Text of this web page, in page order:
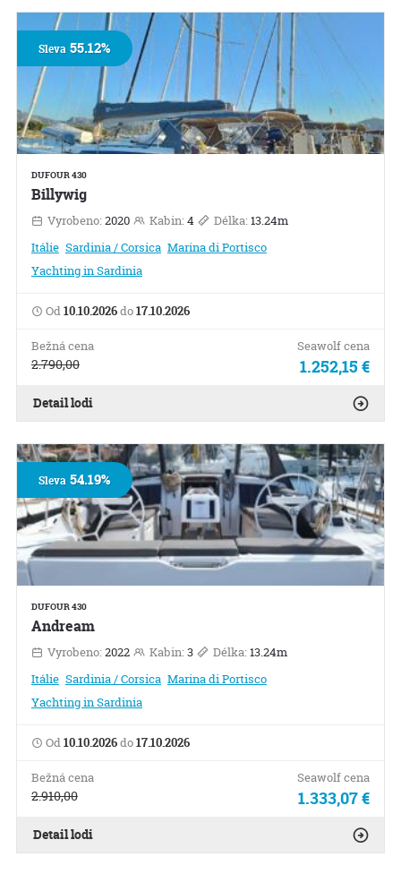
DUFOUR 430
Billywig
Vyrobeno: 2020 Kabin: 4 Délka: 13.24m
Itálie Sardinia / Corsica Marina di Portisco
Yachting in Sardinia
Od10.10.2026do17.10.2026
Bežná cena
2.790,00
Seawolf cena
1.252,15 €
Sleva55.12%
Detail lodi
DUFOUR 430
Andream
Vyrobeno: 2022 Kabin: 3 Délka: 13.24m
Itálie Sardinia / Corsica Marina di Portisco
Yachting in Sardinia
Od10.10.2026do17.10.2026
Bežná cena
2.910,00
Seawolf cena
1.333,07 €
Sleva54.19%
Detail lodi